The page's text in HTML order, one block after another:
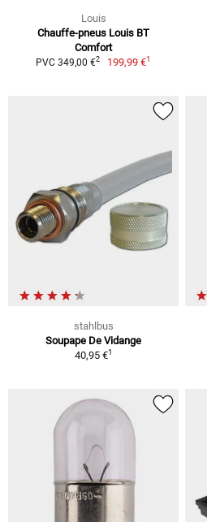
Louis
Chauffe-pneus Louis BT
Comfort
PVC 349,00 €2 199,99 €1
stahlbus
Soupape De Vidange
40,95 €1